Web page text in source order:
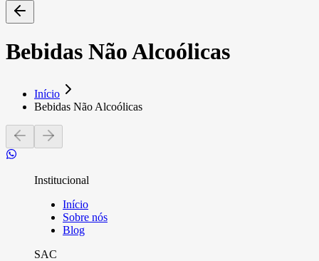
Bebidas Não Alcoólicas
Início
Bebidas Não Alcoólicas
Institucional
Início
Sobre nós
Blog
SAC